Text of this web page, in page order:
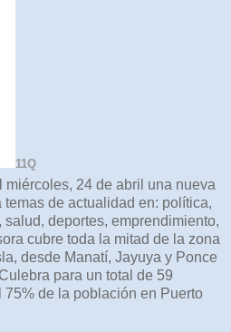
11Q
miércoles, 24 de abril una nueva
de actualidad en: política,
deportes, emprendimiento,
cubre toda la mitad de la zona
desde Manatí, Jayuya y Ponce
para un total de 59
de la población en Puerto